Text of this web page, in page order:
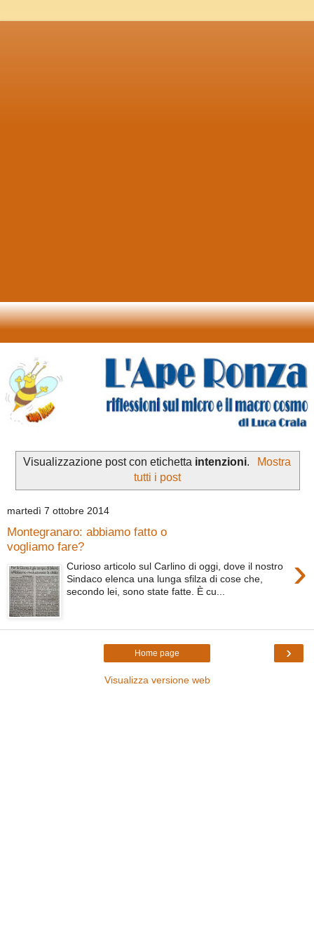
Visualizzazione post con etichetta intenzioni.
Mostra
tutti i post
martedì 7 ottobre 2014
Montegranaro: abbiamo fatto o
vogliamo fare?
›
Curioso articolo sul Carlino di oggi, dove il nostro
Sindaco elenca una lunga sfilza di cose che,
secondo lei, sono state fatte. È cu...
›
Home page
Visualizza versione web